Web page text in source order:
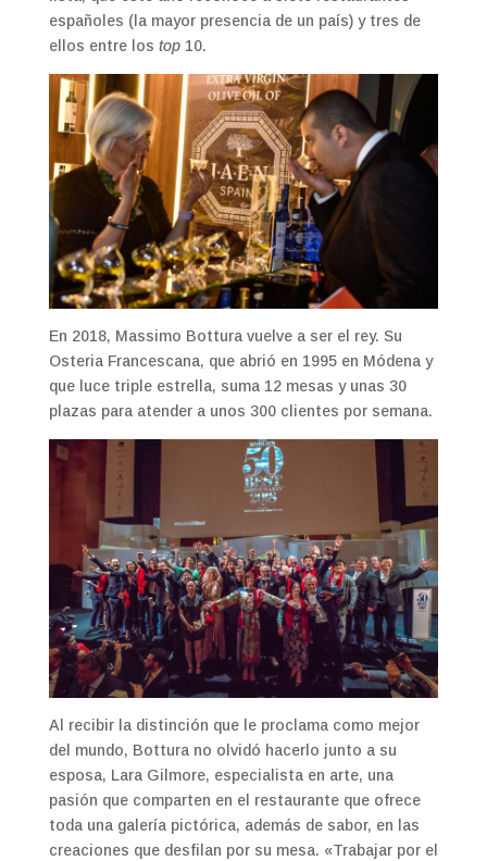
españoles (la mayor presencia de un país) y tres de
ellos entre los top10.
En 2018, Massimo Bottura vuelve a ser el rey. Su
Osteria Francescana, que abrió en 1995 en Módena y
que luce triple estrella, suma 12 mesas y unas 30
plazas para atender a unos 300 clientes por semana.
Al recibir la distinción que le proclama como mejor
del mundo, Bottura no olvidó hacerlo junto a su
esposa, Lara Gilmore, especialista en arte, una
pasión que comparten en el restaurante que ofrece
toda una galería pictórica, además de sabor, en las
creaciones que desfilan por su mesa. «Trabajar por el